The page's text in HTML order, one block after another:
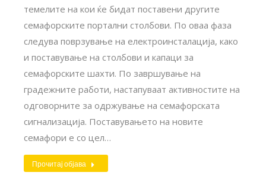
темелите на кои ќе бидат поставени другите
семафорските портални столбови. По оваа фаза
следува поврзување на електроинсталација, како
и поставување на столбови и капаци за
семафорските шахти. По завршување на
градежните работи, настапуваат активностите на
одговорните за одржување на семафорската
сигнализација. Поставувањето на новите
семафори е со цел…
Прочитај објава